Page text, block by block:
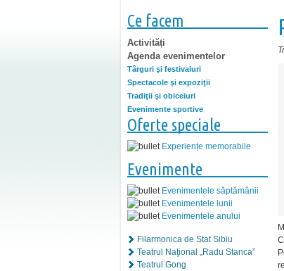
Ce facem
Activități
Agenda evenimentelor
Târguri şi festivaluri
Spectacole şi expoziţii
Tradiţii şi obiceiuri
Evenimente sportive
Oferte speciale
Experiențe memorabile
Evenimente
Evenimentele săptămânii
Evenimentele lunii
Evenimentele anului
Filarmonica de Stat Sibiu
Teatrul Naţional „Radu Stanca”
Teatrul Gong